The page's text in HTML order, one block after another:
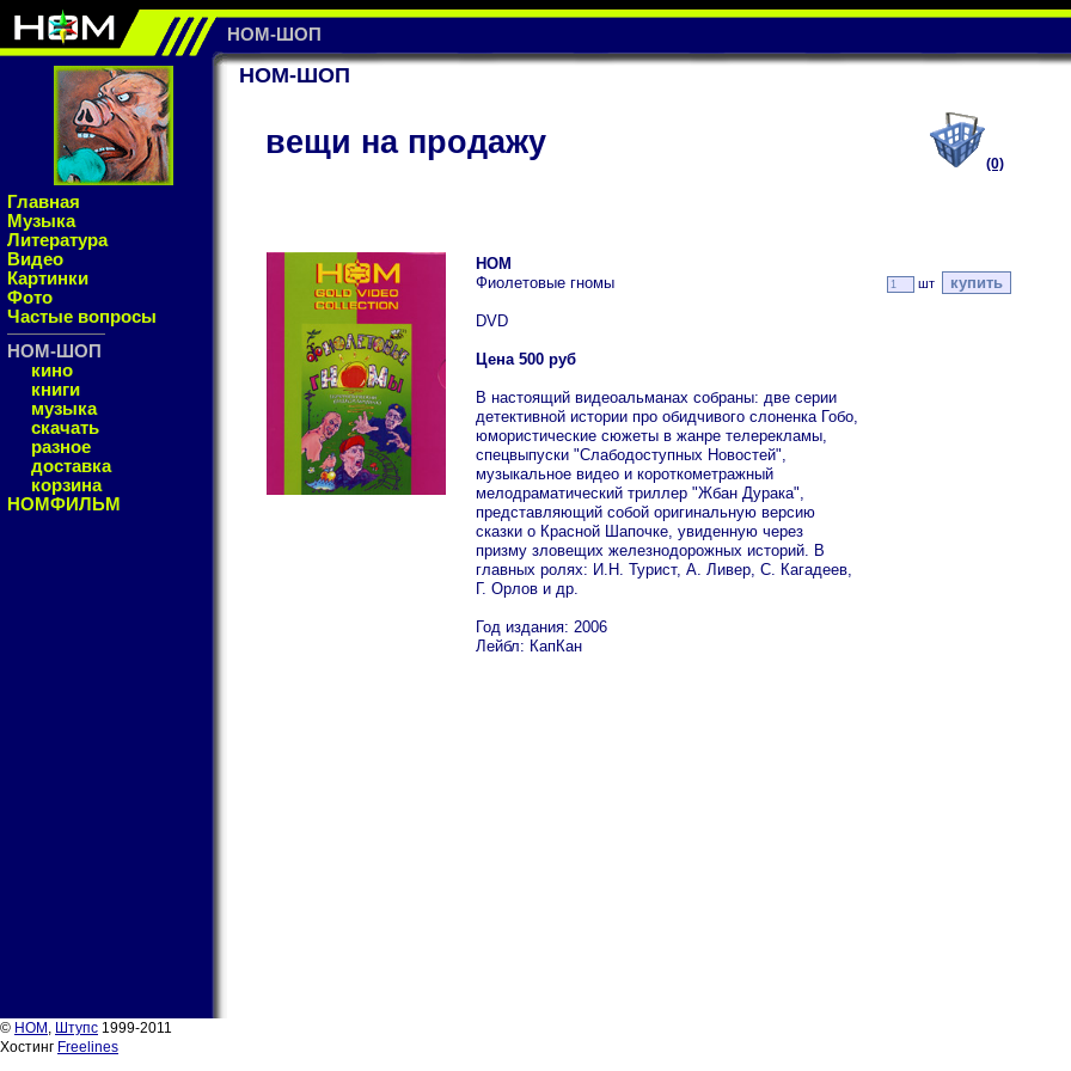
НОМ-ШОП
Главная
Музыка
Литература
Видео
Картинки
Фото
Частые вопросы
НОМ-ШОП
кино
книги
музыка
скачать
разное
доставка
корзина
НОМФИЛЬМ
НОМ-ШОП
вещи на продажу
(0)
НОМ
Фиолетовые гномы
DVD
Цена 500 руб
В настоящий видеоальманах собраны: две серии
детективной истории про обидчивого слоненка Гобо,
юмористические сюжеты в жанре телерекламы,
спецвыпуски "Слабодоступных Новостей",
музыкальное видео и короткометражный
мелодраматический триллер "Жбан Дурака",
представляющий собой оригинальную версию
сказки о Красной Шапочке, увиденную через
призму зловещих железнодорожных историй. В
главных ролях: И.Н. Турист, А. Ливер, С. Кагадеев,
Г. Орлов и др.
Год издания: 2006
Лейбл: КапКан
шт
© НОМ , Штупс 1999-2011
Хостинг Freelines